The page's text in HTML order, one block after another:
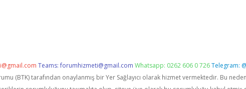
Teams:forumhizmeti@gmail.com Whatsapp: 0262 606 0 726Telegram:
(BTK) tarafından onaylanmış bir Yer Sağlayıcı olarak hizmet vermektedir. Bu